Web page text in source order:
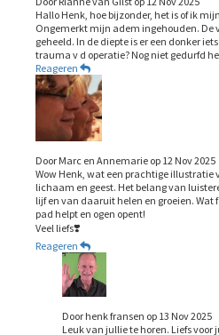
Hallo Henk, hoe bijzonder, het is of ik
Ongemerkt mijn adem ingehouden. De
geheeld. In de diepte is er een donker
trauma v d operatie? Nog niet gedurfd
Reageren
Door Marc en Annemarie op 12 Nov 2025
Wow Henk, wat een prachtige illustratie
lichaam en geest. Het belang van
lijf en van daaruit helen en groeien.
pad helpt en ogen opent!
Veel liefs❣️
Reageren
Door henk fransen op 13 Nov 2025
Leuk van jullie te horen. Liefs voor